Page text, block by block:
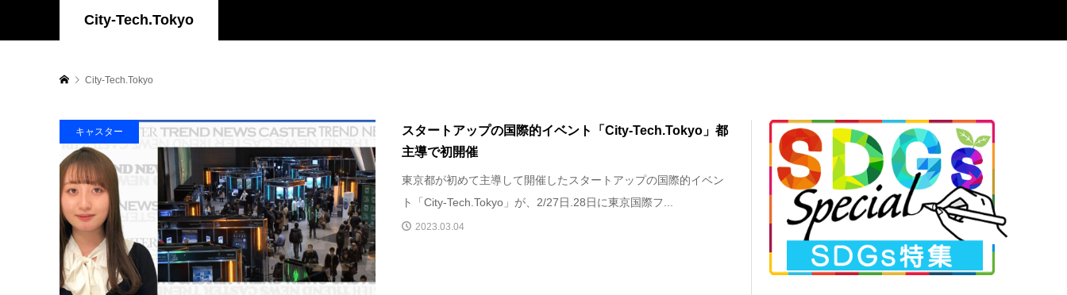
City-Tech.Tokyo
City-Tech.Tokyo
キャスター
スタートアップの国際的イベント「City-Tech.Tokyo」都
主導で初開催
東京都が初めて主導して開催したスタートアップの国際的イベン
ト「City-Tech.Tokyo」が、2/27日.28日に東京国際フ...
2023.03.04